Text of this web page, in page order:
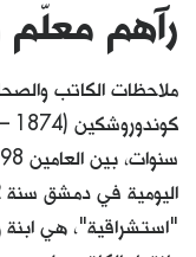
مواضيع
إفتتاحية
فكرة
دفاتر
بالصورة
رآهم
ملاحظات الكاتب
"استشراقية"، هي ابنة